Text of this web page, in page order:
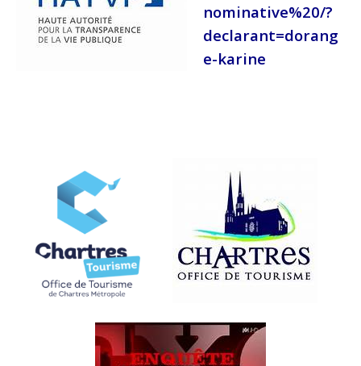
nominative%20/?
declarant=dorang
e-karine